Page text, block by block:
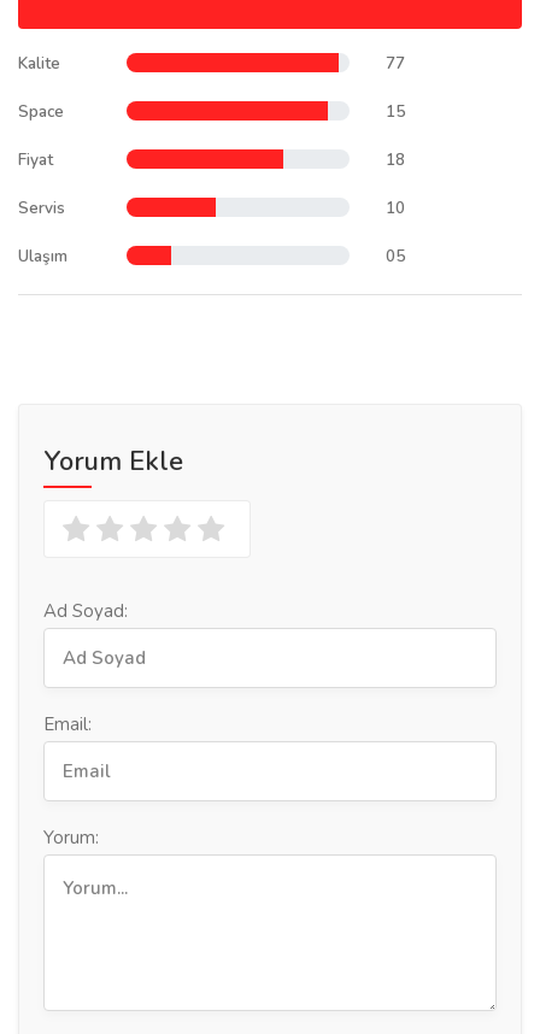
Kalite 77
Space 15
Fiyat 18
Servis 10
Ulaşım 05
Yorum Ekle
Ad Soyad:
Email:
Yorum: